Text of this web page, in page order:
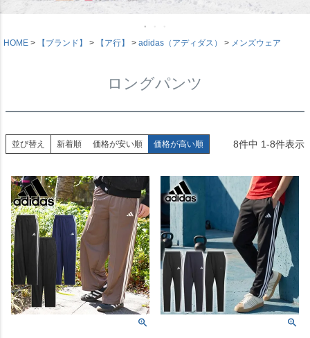
HOME 【ブランド】 【ア行】 adidas（アディダス） メンズウェア
ロングパンツ
並び替え 新着順 価格が安い順 価格が高い順 8件中 1-8件表示